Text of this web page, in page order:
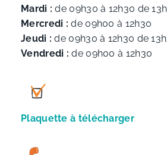
Mardi : de 09h30 à 12h30 de
Mercredi : de 09h00 à 12h30
Jeudi : de 09h30 à 12h30 de
Vendredi : de 09h00 à 12h30
Plaquette à télécharger